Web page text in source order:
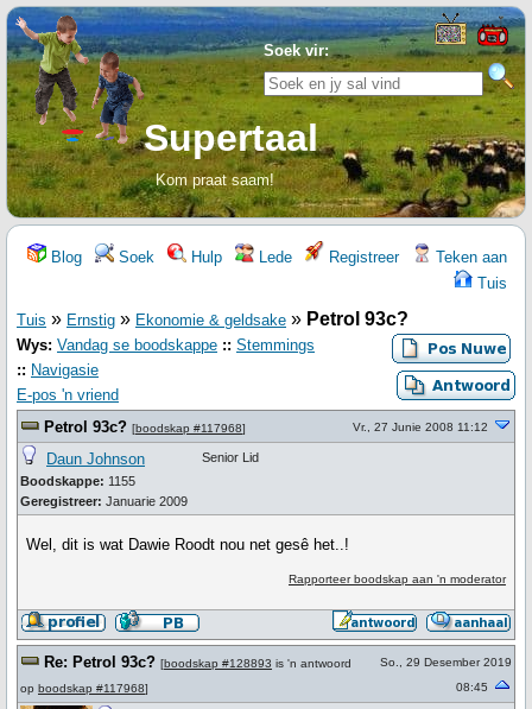
Soek vir:
Supertaal
Kom praat saam!
Blog Soek Hulp Lede Registreer
Teken aan
Tuis
Tuis » Ernstig » Ekonomie & geldsake » Petrol 93c?
Wys: Vandag se boodskappe :: Stemmings
:: Navigasie
E-pos 'n vriend
Petrol 93c? [boodskap #117968] Vr., 27 Junie 2008 11:12
Daun Johnson
Boodskappe: 1155
Geregistreer: Januarie 2009
Senior Lid
Wel, dit is wat Dawie Roodt nou net gesê het..!
Rapporteer boodskap aan 'n moderator
Re: Petrol 93c? [boodskap #128893 is 'n antwoord
op boodskap #117968]
So., 29 Desember 2019
08:45